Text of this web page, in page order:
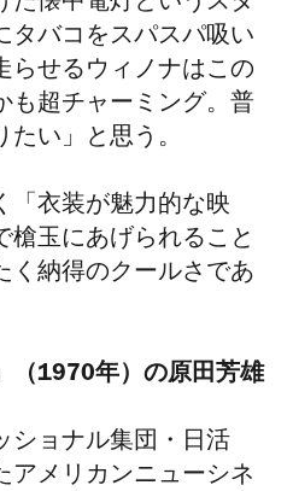
タバコをスパスパ吸い
らせるウィノナはこの
も超チャーミング。普
い」と思う。
「衣装が魅力的な映
槍玉にあげられること
く納得のクールさであ
（1970年）の原田芳雄
ショナル集団・日活
アメリカンニューシネ